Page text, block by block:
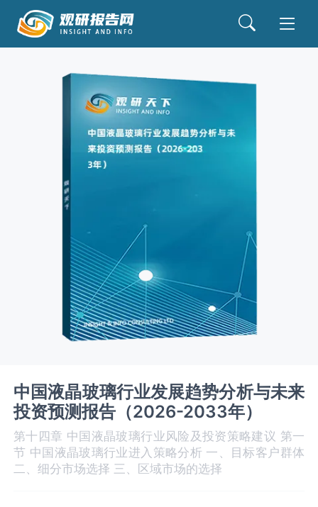
中国液晶玻璃行业发展趋势分析与未来
投资预测报告（2026-2033年）
第十四章 中国液晶玻璃‌‌‌行业风险及投资策略建议 第一
节 中国液晶玻璃行业进入策略分析 一、目标客户群体
二、细分市场选择 三、区域市场的选择